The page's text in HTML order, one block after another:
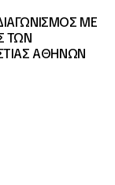
ΜΕ
ΤΩΝ
ΑΘΗΝΩΝ